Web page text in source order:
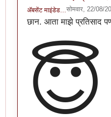
ॲबसेंट माइंडेड… सोमवार, 22/08/
छान. आता माझे प्रतिसाद
😇